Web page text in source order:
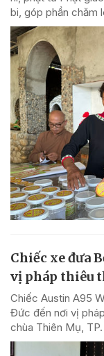
bi, góp phần chăm
Chiếc xe đưa
vị pháp thiêu
Chiếc Austin A95
Đức đến nơi vị
chùa Thiên Mụ,